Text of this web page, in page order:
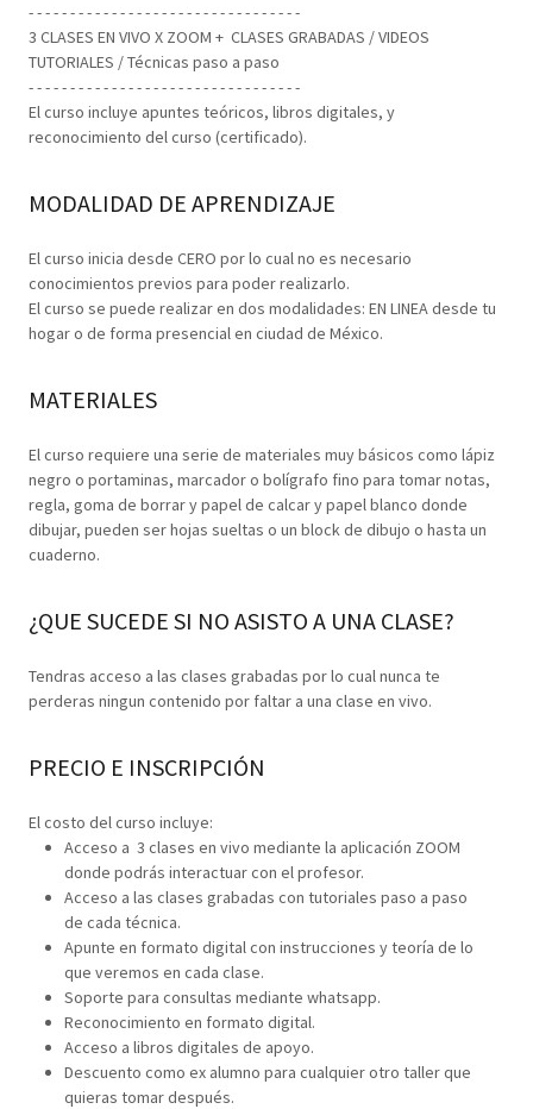
- - - - - - - - - - - - - - - - - - - - - - - - - - - - - - - - -
3 CLASES EN VIVO X ZOOM + CLASES GRABADAS / VIDEOS
TUTORIALES / Técnicas paso a paso
- - - - - - - - - - - - - - - - - - - - - - - - - - - - - - - - -
El curso incluye apuntes teóricos, libros digitales, y
reconocimiento del curso (certificado).
MODALIDAD DE APRENDIZAJE
El curso inicia desde CERO por lo cual no es necesario
conocimientos previos para poder realizarlo.
El curso se puede realizar en dos modalidades: EN LINEA desde tu
hogar o de forma presencial en ciudad de México.
MATERIALES
El curso requiere una serie de materiales muy básicos como lápiz
negro o portaminas, marcador o bolígrafo fino para tomar notas,
regla, goma de borrar y papel de calcar y papel blanco donde
dibujar, pueden ser hojas sueltas o un block de dibujo o hasta un
cuaderno.
¿QUE SUCEDE SI NO ASISTO A UNA CLASE?
Tendras acceso a las clases grabadas por lo cual nunca te
perderas ningun contenido por faltar a una clase en vivo.
PRECIO E INSCRIPCIÓN
El costo del curso incluye:
Acceso a 3 clases en vivo mediante la aplicación ZOOM
donde podrás interactuar con el profesor.
Acceso a las clases grabadas con tutoriales paso a paso
de cada técnica.
Apunte en formato digital con instrucciones y teoría de lo
que veremos en cada clase.
Soporte para consultas mediante whatsapp.
Reconocimiento en formato digital.
Acceso a libros digitales de apoyo.
Descuento como ex alumno para cualquier otro taller que
quieras tomar después.